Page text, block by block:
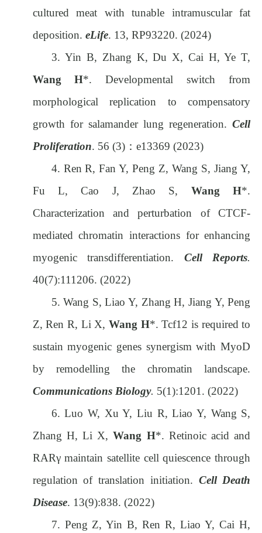
cultured meat with tunable intramuscular fat
deposition. eLife. 13, RP93220. (2024)
3.Yin B, Zhang K, Du X, Cai H, Ye T,
Wang H*. Developmental switch from
morphological replication to compensatory
growth for salamander lung regeneration.Cell
Proliferation. 56 (3)： e13369 (2023)
4. Ren R, Fan Y, Peng Z, Wang S, Jiang Y,
Fu L, Cao J, Zhao S, Wang H*.
Characterization and perturbation of CTCF-
mediated chromatin interactions for enhancing
myogenic transdifferentiation. Cell Reports.
40(7):111206. (2022)
5.Wang S, Liao Y, Zhang H, Jiang Y, Peng
Z, Ren R, Li X, Wang H*. Tcf12 is required to
sustain myogenic genes synergism with MyoD
by remodelling the chromatin landscape.
Communications Biology. 5(1):1201. (2022)
6.Luo W, Xu Y, Liu R, Liao Y, Wang S,
Zhang H, Li X,Wang H*. Retinoic acid and
RARγ maintain satellite cell quiescence through
regulation of translation initiation. Cell Death
Disease. 13(9):838. (2022)
7. Peng Z, Yin B, Ren R, Liao Y, Cai H,